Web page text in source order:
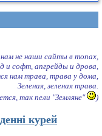
не наши сайты в топах,
и софт, апгрейды и дрова,
нам трава, трава у дома,
Зеленая, зеленая трава.
так пели "Земляне"
)
курей